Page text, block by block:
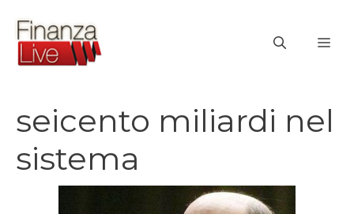
contenuto
seicento miliardi nel
sistema